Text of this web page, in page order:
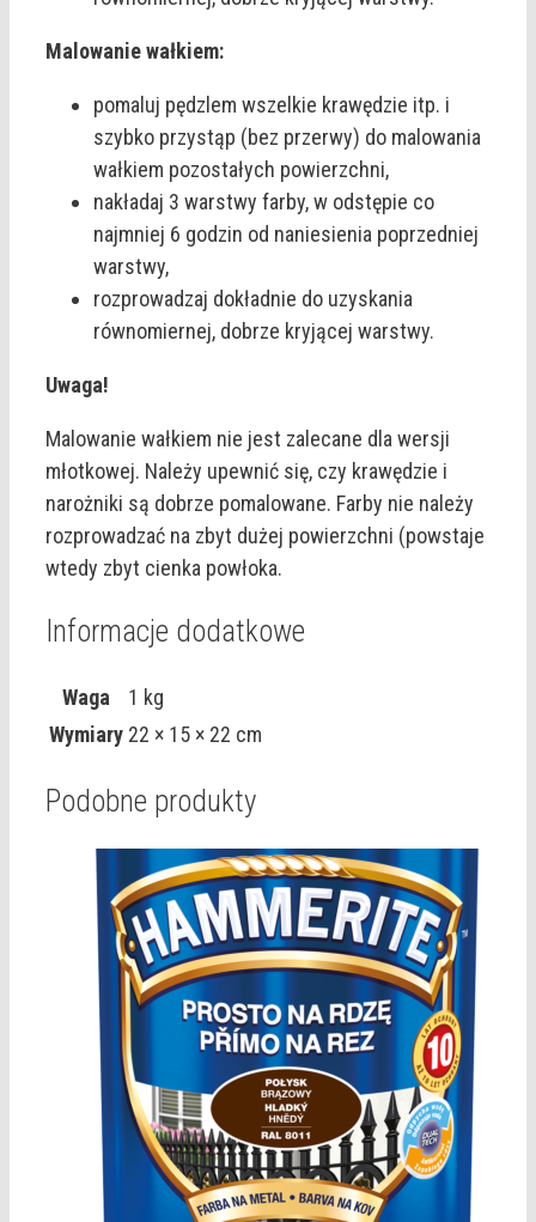
Malowanie wałkiem:
pomaluj pędzlem wszelkie krawędzie itp. i
szybko przystąp (bez przerwy) do malowania
wałkiem pozostałych powierzchni,
nakładaj 3 warstwy farby, w odstępie co
najmniej 6 godzin od naniesienia poprzedniej
warstwy,
rozprowadzaj dokładnie do uzyskania
równomiernej, dobrze kryjącej warstwy.
Uwaga!
Malowanie wałkiem nie jest zalecane dla wersji
młotkowej. Należy upewnić się, czy krawędzie i
narożniki są dobrze pomalowane. Farby nie należy
rozprowadzać na zbyt dużej powierzchni (powstaje
wtedy zbyt cienka powłoka.
Informacje dodatkowe
Waga
1 kg
Wymiary 22 × 15 × 22 cm
Podobne produkty